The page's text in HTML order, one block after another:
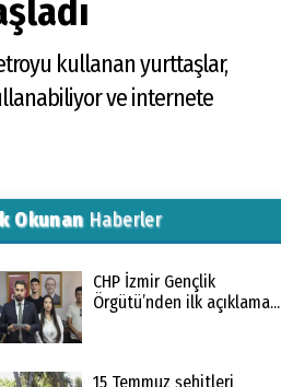
kullanan yurttaşlar,
ve internete
OkunanHaberler
CHP İzmir Gençlik
Örgütü’nden ilk açıklama...
15 Temmuz şehitleri